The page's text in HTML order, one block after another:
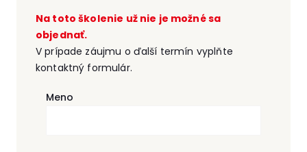
Na toto školenie už nie je možné sa
objednať.
V prípade záujmu o ďalší termín vyplňte
kontaktný formulár.
Meno